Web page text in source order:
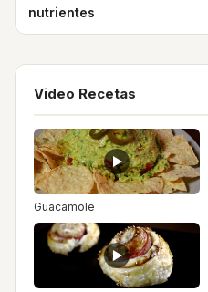
nutrientes
Video Recetas
Guacamole